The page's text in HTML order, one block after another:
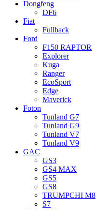
Dongfeng
DF6
Fiat
Fullback
Ford
F150 RAPTOR
Explorer
Kuga
Ranger
EcoSport
Edge
Maverick
Foton
Tunland G7
Tunland G9
Tunland V7
Tunland V9
GAC
GS3
GS4 MAX
GS5
GS8
TRUMPCHI M8
S7